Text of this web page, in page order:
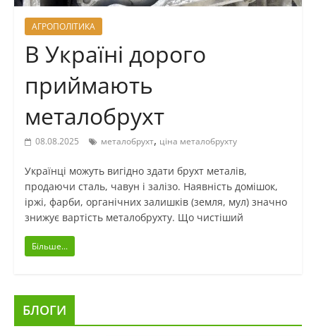
АГРОПОЛІТИКА
В Україні дорого
приймають
металобрухт
08.08.2025 металобрухт, ціна металобрухту
Українці можуть вигідно здати брухт металів,
продаючи сталь, чавун і залізо. Наявність домішок,
іржі, фарби, органічних залишків (земля, мул) значно
знижує вартість металобрухту. Що чистіший
Більше...
БЛОГИ